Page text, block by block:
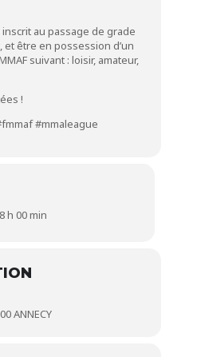
inscrit au passage de grade
et être en possession d’un
suivant : loisir, amateur,
!
#mmaleague
h 00 min
ANNECY